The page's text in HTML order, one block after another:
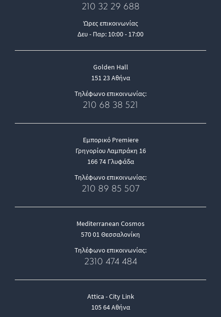
210 32 29 688
Ώρες επικοινωνίας
Δευ - Παρ: 10:00 - 17:00
Golden Hall
151 23 Αθήνα
Τηλέφωνο επικοινωνίας:
210 68 38 521
Εμπορικό Premiere
Γρηγορίου Λαμπράκη 16
166 74 Γλυφάδα
Τηλέφωνο επικοινωνίας:
210 89 85 507
Mediterranean Cosmos
570 01 Θεσσαλονίκη
Τηλέφωνο επικοινωνίας:
2310 474 484
Attica - City Link
105 64 Αθήνα